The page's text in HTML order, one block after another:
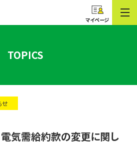
マイページ
TOPICS
せ
電気需給約款の変更に関し